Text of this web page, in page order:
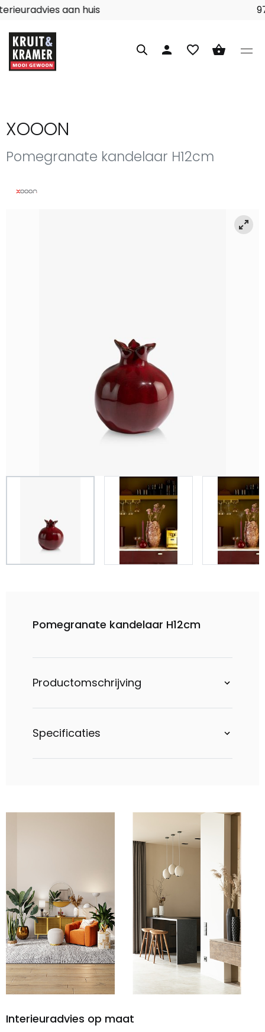
Interieuradvies aan huis
person favorite_border shopping_basket
XOOON
Pomegranate kandelaar H12cm
Pomegranate kandelaar H12cm
Productomschrijving
Specificaties
Interieuradvies op maat